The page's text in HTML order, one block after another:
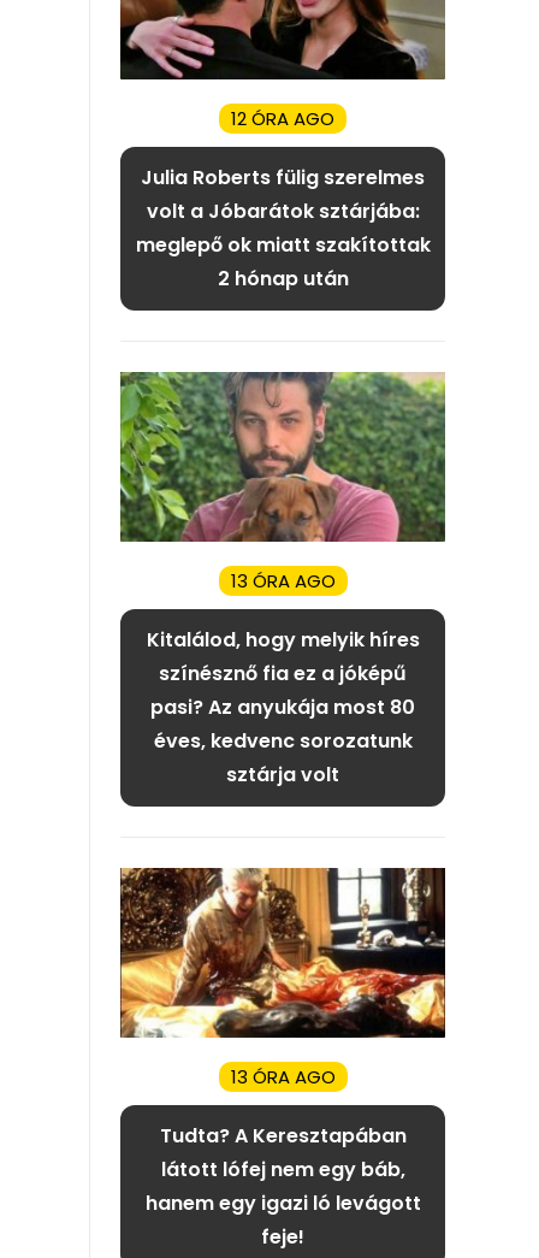
12 ÓRA AGO
Julia Roberts fülig szerelmes
volt a Jóbarátok sztárjába:
meglepő ok miatt szakítottak
2 hónap után
13 ÓRA AGO
Kitalálod, hogy melyik híres
színésznő fia ez a jóképű
pasi? Az anyukája most 80
éves, kedvenc sorozatunk
sztárja volt
13 ÓRA AGO
Tudta? A Keresztapában
látott lófej nem egy báb,
hanem egy igazi ló levágott
feje!